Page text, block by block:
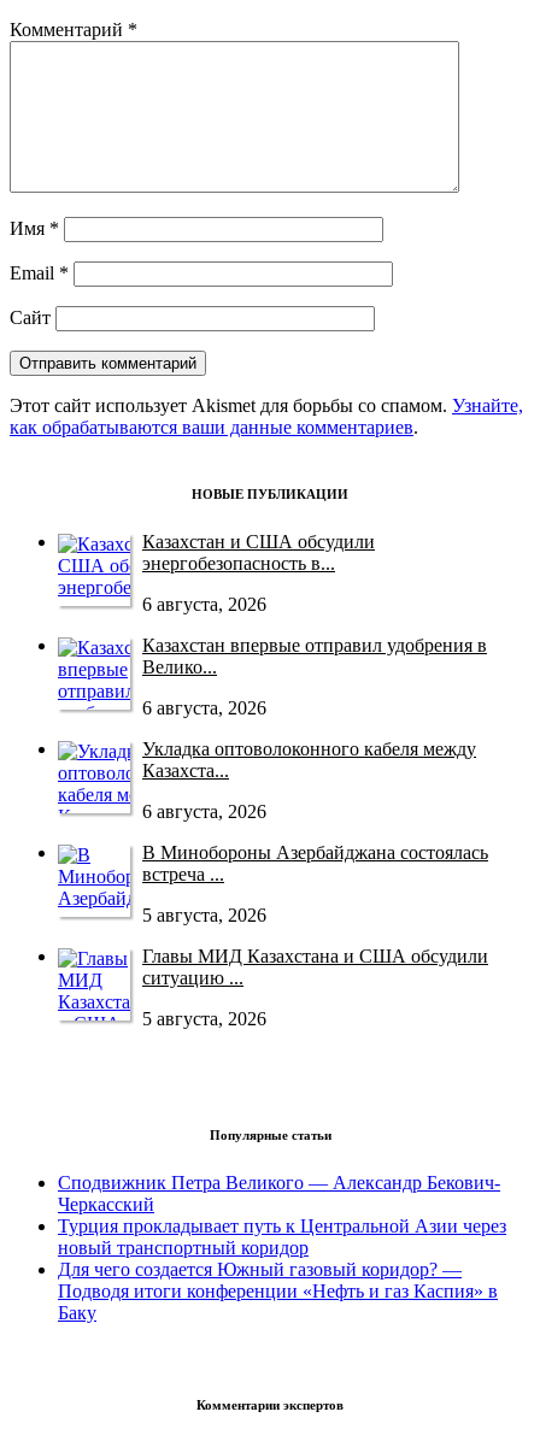
Комментарий *
Имя *
Email *
Сайт
Этот сайт использует Akismet для борьбы со спамом. Узнайте,
как обрабатываются ваши данные комментариев.
НОВЫЕ ПУБЛИКАЦИИ
Казахстан и США обсудили
энергобезопасность в...
6 августа, 2026
Казахстан впервые отправил удобрения в
Велико...
6 августа, 2026
Укладка оптоволоконного кабеля между
Казахста...
6 августа, 2026
В Минобороны Азербайджана состоялась
встреча ...
5 августа, 2026
Главы МИД Казахстана и США обсудили
ситуацию ...
5 августа, 2026
Популярные статьи
Сподвижник Петра Великого — Александр Бекович-
Черкасский
Турция прокладывает путь к Центральной Азии через
новый транспортный коридор
Для чего создается Южный газовый коридор? —
Подводя итоги конференции «Нефть и газ Каспия» в
Баку
Комментарии экспертов